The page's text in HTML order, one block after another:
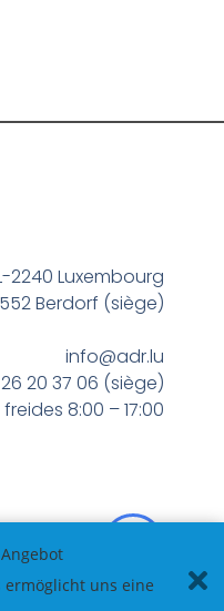
2240 Luxembourg
Berdorf (siège)
info@adr.lu
20 37 06 (siège)
8:00 – 17:00
ermöglicht uns eine